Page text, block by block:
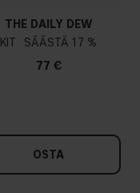
THE DAILY DEW
KIT
17 %
77 €
OSTA